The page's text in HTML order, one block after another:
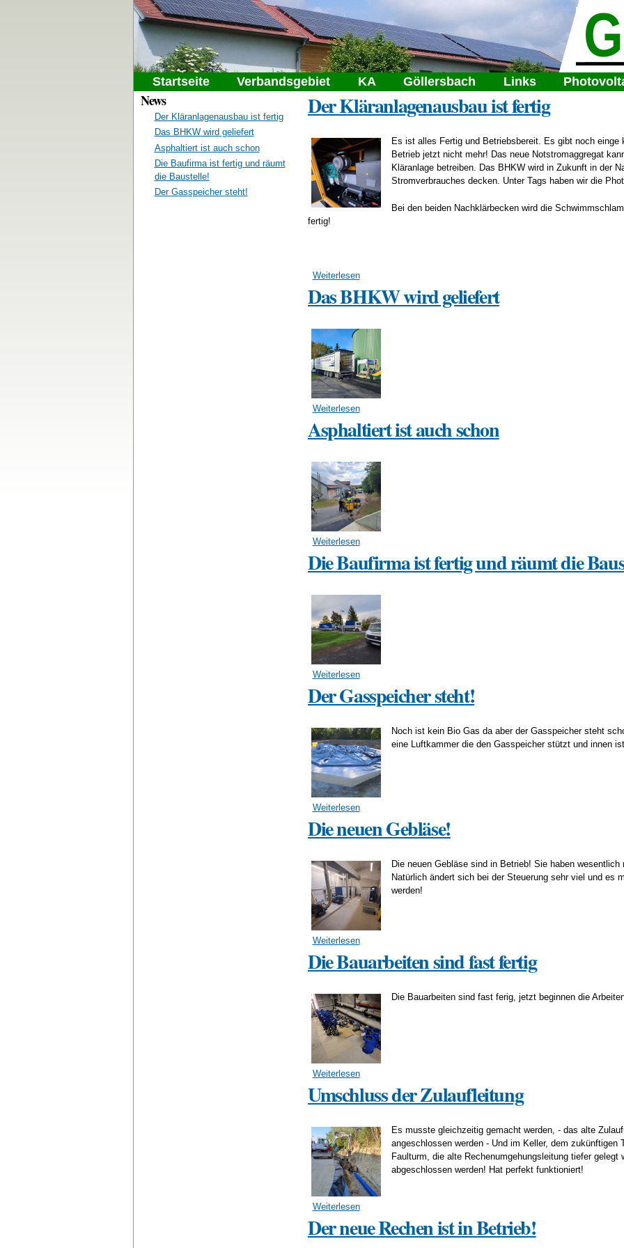
Inhalt
Gemeindeabwasserverband Sierndorf-Göllersdorf
Hauptmenü
Startseite Verbandsgebiet KA Göllersbach Links
News
Der Kläranlagenausbau ist fertig
Das BHKW wird geliefert
Asphaltiert ist auch schon
Die Baufirma ist fertig und räumt
die Baustelle!
Der Gasspeicher steht!
Der Kläranlagenausbau ist fertig
Es ist alles Fertig und Betriebsbereit. Es gibt noch
Betrieb jetzt nicht mehr! Das neue Notstromaggregat
Kläranlage betreiben. Das BHKW wird in Zukunft in der
Stromverbrauches decken. Unter Tags haben wir die
Bei den beiden Nachklärbecken wird die
fertig!
Weiterlesenüber Der Kläranlagenausbau ist fertig
Das BHKW wird geliefert
Weiterlesenüber Das BHKW wird geliefert
Asphaltiert ist auch schon
Weiterlesenüber Asphaltiert ist auch schon
Die Baufirma ist fertig und räumt die
Weiterlesenüber Die Baufirma ist fertig und räumt die Baustelle!
Der Gasspeicher steht!
Noch ist kein Bio Gas da aber der Gasspeicher steht
eine Luftkammer die den Gasspeicher stützt und innen
Weiterlesenüber Der Gasspeicher steht!
Die neuen Gebläse!
Die neuen Gebläse sind in Betrieb! Sie haben
Natürlich ändert sich bei der Steuerung sehr viel und es
werden!
Weiterlesenüber Die neuen Gebläse!
Die Bauarbeiten sind fast fertig
Die Bauarbeiten sind fast ferig, jetzt beginnen die
Weiterlesenüber Die Bauarbeiten sind fast fertig
Umschluss der Zulaufleitung
Es musste gleichzeitig gemacht werden, - das alte
angeschlossen werden - Und im Keller, dem zukünftigen
Faulturm, die alte Rechenumgehungsleitung tiefer gelegt
abgeschlossen werden! Hat perfekt funktioniert!
Weiterlesenüber Umschluss der Zulaufleitung
Der neue Rechen ist in Betrieb!